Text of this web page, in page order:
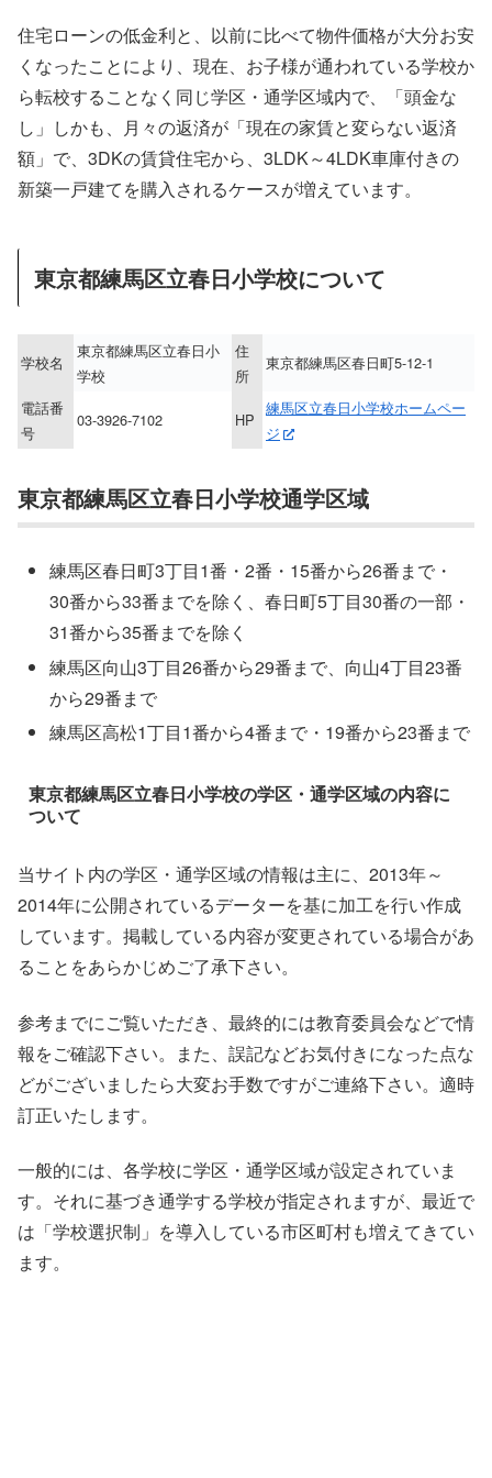
住宅ローンの低金利と、以前に比べて物件価格が大分お安
くなったことにより、現在、お子様が通われている学校か
ら転校することなく同じ学区・通学区域内で、「頭金な
し」しかも、月々の返済が「現在の家賃と変らない返済
額」で、3DKの賃貸住宅から、3LDK～4LDK車庫付きの
新築一戸建てを購入されるケースが増えています。
東京都練馬区立春日小学校について
学校名
東京都練馬区立春日小
学校
住
所
東京都練馬区春日町5-12-1
電話番
号
03-3926-7102 HP
練馬区立春日小学校ホームペー
ジ
東京都練馬区立春日小学校通学区域
練馬区春日町3丁目1番・2番・15番から26番まで・
30番から33番までを除く、春日町5丁目30番の一部・
31番から35番までを除く
練馬区向山3丁目26番から29番まで、向山4丁目23番
から29番まで
練馬区高松1丁目1番から4番まで・19番から23番まで
東京都練馬区立春日小学校の学区・通学区域の内容に
ついて
当サイト内の学区・通学区域の情報は主に、2013年～
2014年に公開されているデーターを基に加工を行い作成
しています。掲載している内容が変更されている場合があ
ることをあらかじめご了承下さい。
参考までにご覧いただき、最終的には教育委員会などで情
報をご確認下さい。また、誤記などお気付きになった点な
どがございましたら大変お手数ですがご連絡下さい。適時
訂正いたします。
一般的には、各学校に学区・通学区域が設定されていま
す。それに基づき通学する学校が指定されますが、最近で
は「学校選択制」を導入している市区町村も増えてきてい
ます。